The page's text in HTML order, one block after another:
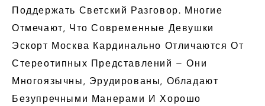
Поддержать Светский Разговор. Многие
Отмечают, Что Современные Девушки
Эскорт Москва Кардинально Отличаются От
Стереотипных Представлений – Они
Многоязычны, Эрудированы, Обладают
Безупречными Манерами И Хорошо